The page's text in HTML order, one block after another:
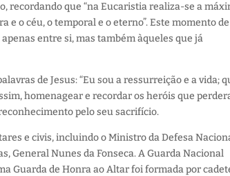
recordando que “na Eucaristia realiza-se a
o céu, o temporal e o eterno”. Este momento de
entre si, mas também àqueles que já
de Jesus: “Eu sou a ressurreição e a vida;
homenagear e recordar os heróis que
pelo seu sacrifício.
e civis, incluindo o Ministro da Defesa
General Nunes da Fonseca. A Guarda Nacional
Guarda de Honra ao Altar foi formada por